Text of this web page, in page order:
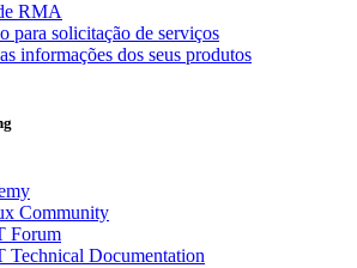
RMA
para solicitação de serviços
informações dos seus produtos
Community
Forum
Technical Documentation